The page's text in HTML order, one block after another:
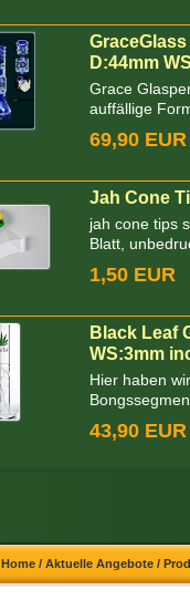
D:44mm
Grace
auffällige
69,90 EUR
Jah Cone
jah cone tips
Blatt,
1,50 EUR
Black Leaf
WS:3mm
Hier haben
43,90 EUR
Home /Aktuelle Angebote /